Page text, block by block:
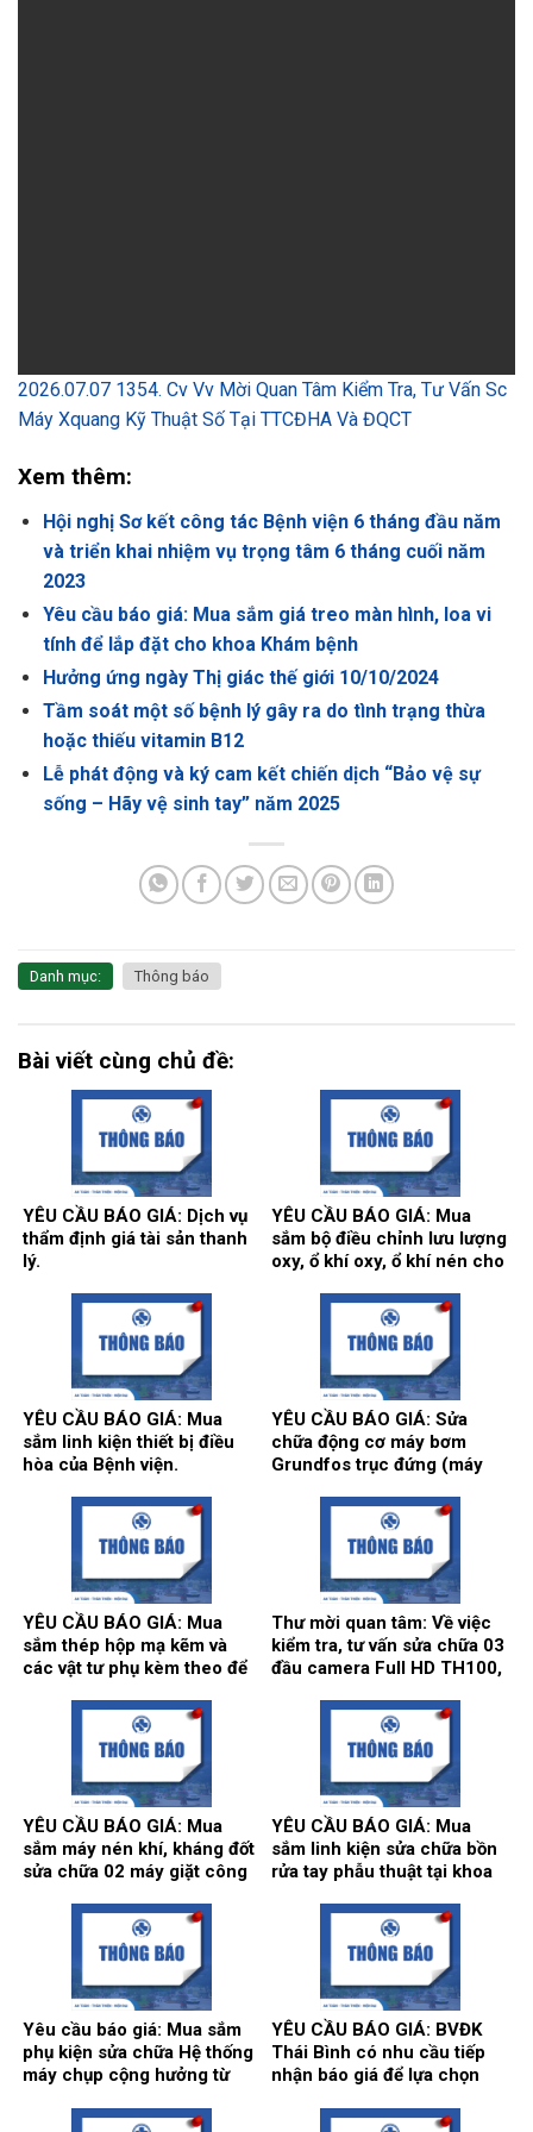
2026.07.07 1354. Cv Vv Mời Quan Tâm Kiểm Tra, Tư Vấn Sc
Máy Xquang Kỹ Thuật Số Tại TTCĐHA Và ĐQCT
Xem thêm:
Hội nghị Sơ kết công tác Bệnh viện 6 tháng đầu năm
và triển khai nhiệm vụ trọng tâm 6 tháng cuối năm
2023
Yêu cầu báo giá: Mua sắm giá treo màn hình, loa vi
tính để lắp đặt cho khoa Khám bệnh
Hưởng ứng ngày Thị giác thế giới 10/10/2024
Tầm soát một số bệnh lý gây ra do tình trạng thừa
hoặc thiếu vitamin B12
Lễ phát động và ký cam kết chiến dịch “Bảo vệ sự
sống – Hãy vệ sinh tay” năm 2025
Danh mục: Thông báo
Bài viết cùng chủ đề:
YÊU CẦU BÁO GIÁ: Dịch vụ
thẩm định giá tài sản thanh
lý.
YÊU CẦU BÁO GIÁ: Mua
sắm bộ điều chỉnh lưu lượng
oxy, ổ khí oxy, ổ khí nén cho
YÊU CẦU BÁO GIÁ: Mua
sắm linh kiện thiết bị điều
hòa của Bệnh viện.
YÊU CẦU BÁO GIÁ: Sửa
chữa động cơ máy bơm
Grundfos trục đứng (máy
trục ngang (máy bơm số 3)
tại trạm bơm nước tổng của
Bệnh viện.
YÊU CẦU BÁO GIÁ: Mua
sắm thép hộp mạ kẽm và
các vật tư phụ kèm theo để
làm vách, cửa, điều hòa
thông gió phục vụ hoạt động
theo yêu cầu tại Bệnh viện.
Thư mời quan tâm: Về việc
kiểm tra, tư vấn sửa chữa 03
đầu camera Full HD TH100,
sản xuất: Karl Storz của
khoa Gây mê hồi sức.
YÊU CẦU BÁO GIÁ: Mua
sắm máy nén khí, kháng đốt
sửa chữa 02 máy giặt công
Hãng sx: Shanghai
Qingsheng Washing
Equipment CO., Ltd. tại khoa
Kiểm soát nhiễm khuẩn.
YÊU CẦU BÁO GIÁ: Mua
sắm linh kiện sửa chữa bồn
rửa tay phẫu thuật tại khoa
sức tích cực – Chống độc.
Yêu cầu báo giá: Mua sắm
phụ kiện sửa chữa Hệ thống
máy chụp cộng hưởng từ
Siemens tại Trung tâm
YÊU CẦU BÁO GIÁ: BVĐK
Thái Bình có nhu cầu tiếp
nhận báo giá để lựa chọn
hoạt động của Nhà thuốc